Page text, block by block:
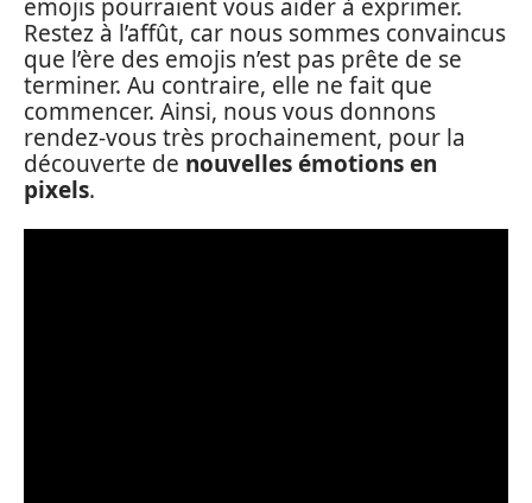
emojis pourraient vous aider à exprimer.
Restez à l’affût, car nous sommes convaincus
que l’ère des emojis n’est pas prête de se
terminer. Au contraire, elle ne fait que
commencer. Ainsi, nous vous donnons
rendez-vous très prochainement, pour la
découverte de nouvelles émotions en
pixels.